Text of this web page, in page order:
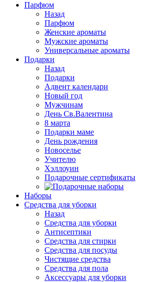
Парфюм
Назад
Парфюм
Женские ароматы
Мужские ароматы
Универсальные ароматы
Подарки
Назад
Подарки
Адвент календари
Новый год
Мужчинам
День Св.Валентина
8 марта
Подарки маме
День рождения
Новоселье
Учителю
Хэллоуин
Подарочные сертификаты
Наборы
Средства для уборки
Назад
Средства для уборки
Антисептики
Средства для стирки
Средства для посуды
Чистящие средства
Средства для пола
Аксессуары для уборки